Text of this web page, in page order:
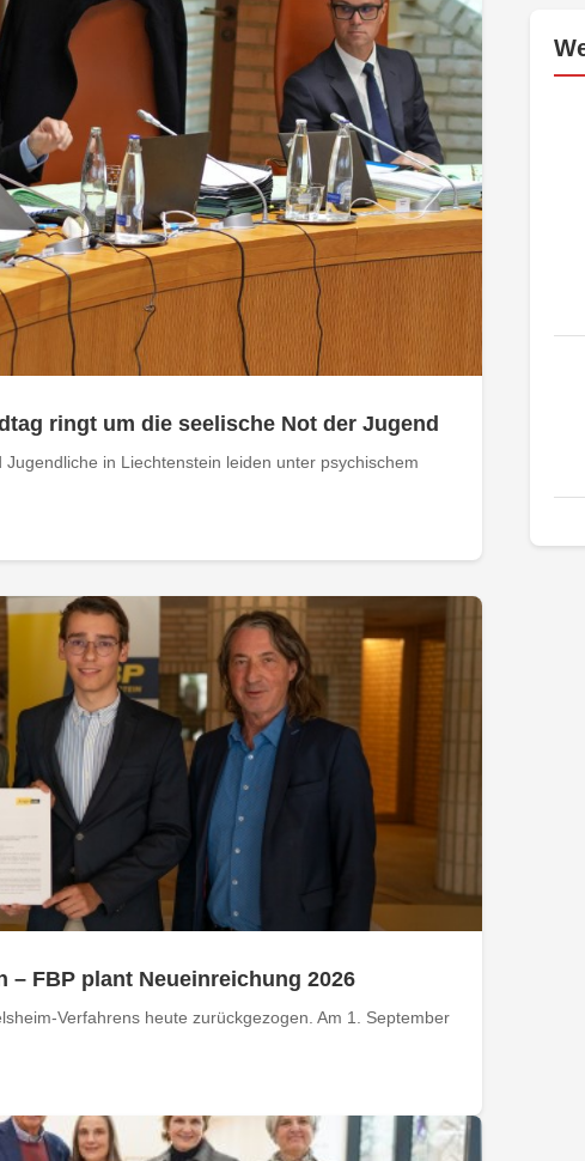
ringt um die seelische Not der Jugend
in Liechtenstein leiden unter psychischem
FBP plant Neueinreichung 2026
Verfahrens heute zurückgezogen. Am 1. September